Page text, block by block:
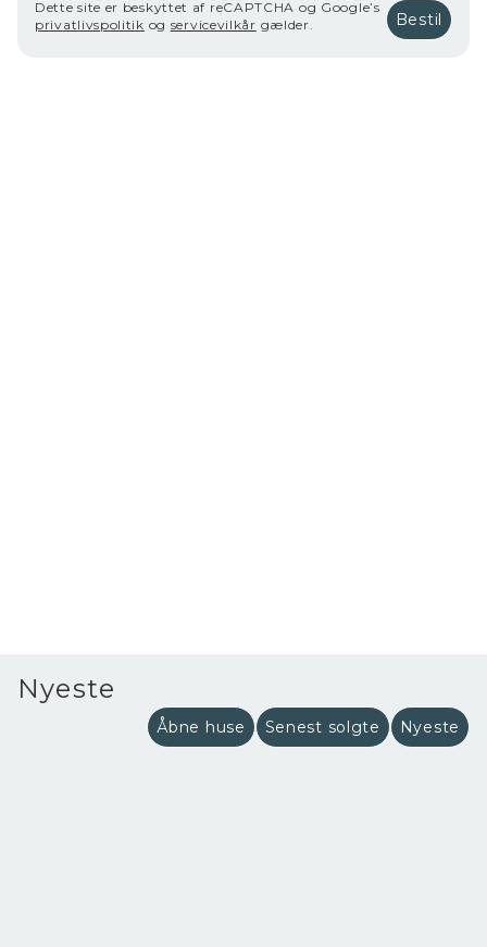
Dette site er beskyttet af reCAPTCHA og Google’s
privatlivspolitik og servicevilkår gælder. Bestil
Nyeste
Åbne huse Senest solgte Nyeste